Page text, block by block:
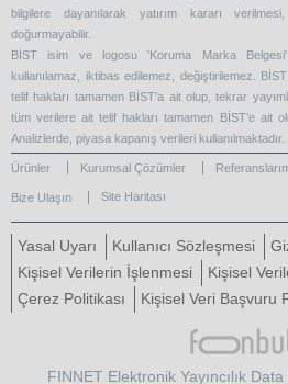
bilgilere dayanılarak yatırım kararı
doğurmayabilir.
BİST isim ve logosu 'Koruma Marka
kullanılamaz, iktibas edilemez, değiştirilemez.
telif hakları tamamen BİST'a ait olup, tekrar
tüm verilere ait telif hakları tamamen BİST’e ait
Analizlerde, piyasa kapanış verileri kullanılmaktadır.
Ürünler Kurumsal Çözümler
Bize Ulaşın Site Haritası
Yasal Uyarı Kullanıcı Sözleşmesi
Kişisel Verilerin İşlenmesi
Kişisel
Çerez Politikası
Kişisel Veri Başvuru
FINNET Elektronik Yayıncılık